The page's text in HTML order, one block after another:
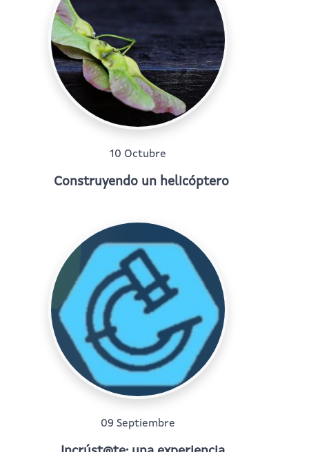
10 Octubre
Construyendo un helicóptero
09 Septiembre